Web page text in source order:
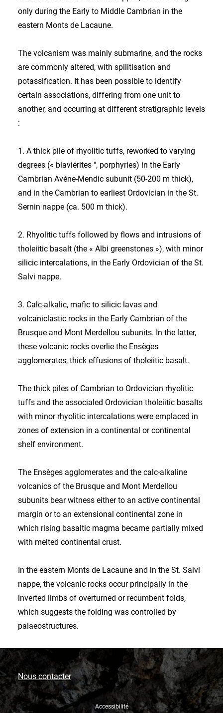
only during the Early to Middle Cambrian in the
eastern Monts de Lacaune.
The volcanism was mainly submarine, and the rocks
are commonly altered, with spilitisation and
potassification. It has been possible to identify
certain associations, differing from one unit to
another, and occurring at different stratigraphic levels
:
1. A thick pile of rhyolitic tuffs, reworked to varying
degrees (« blaviérites ", porphyries) in the Early
Cambrian Avène-Mendic subunit (50-200 m thick),
and in the Cambrian to earliest Ordovician in the St.
Sernin nappe (ca. 500 m thick).
2. Rhyolitic tuffs followed by flows and intrusions of
tholeiitic basalt (the « Albi greenstones »), with minor
silicic intercalations, in the Early Ordovician of the St.
Salvi nappe.
3. Calc-alkalic, mafic to silicic lavas and
volcaniclastic rocks in the Early Cambrian of the
Brusque and Mont Merdellou subunits. In the latter,
these volcanic rocks overlie the Ensèges
agglomerates, thick effusions of tholeiitic basalt.
The thick piles of Cambrian to Ordovician rhyolitic
tuffs and the associaled Ordovician tholeiitic basalts
with minor rhyolitic intercalations were emplaced in
zones of extension in a continental or continental
shelf environment.
The Ensèges agglomerates and the calc-alkaline
volcanics of the Brusque and Mont Merdellou
subunits bear witness either to an active continental
margin or to an extensional continental zone in
which rising basaltic magma became partially mixed
with melted continental crust.
In the eastern Monts de Lacaune and in the St. Salvi
nappe, the volcanic rocks occur principally in the
inverted limbs of overturned or recumbent folds,
which suggests the folding was controlled by
palaeostructures.
Nous contacter
Accessibilité